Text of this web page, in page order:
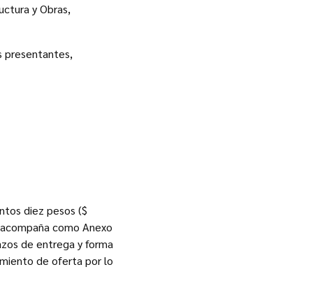
y Obras,
presentantes,
diez pesos ($
como Anexo
de entrega y forma
de oferta por lo